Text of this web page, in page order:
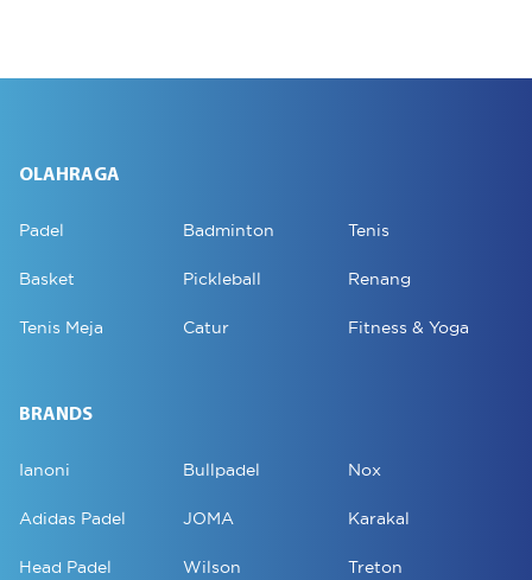
OLAHRAGA
Padel Badminton Tenis
Basket Pickleball Renang
Tenis Meja Catur Fitness & Yoga
BRANDS
Ianoni Bullpadel Nox
Adidas Padel JOMA Karakal
Head Padel Wilson Treton